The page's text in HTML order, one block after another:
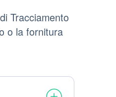
Tracciamento
o la fornitura